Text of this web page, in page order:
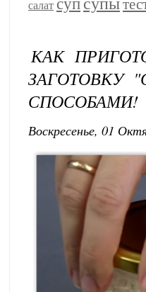
салат суп
КАК
ЗАГОТОВКУ
СПОСОБАМИ!
Воскресенье, 01